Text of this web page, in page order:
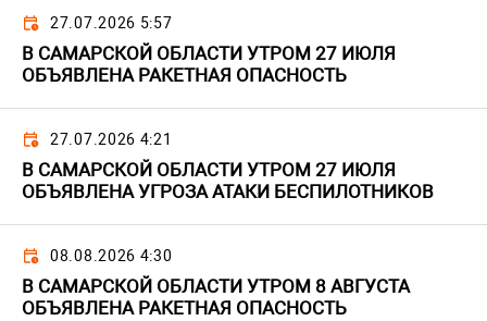
27.07.2026 5:57
В САМАРСКОЙ ОБЛАСТИ УТРОМ 27 ИЮЛЯ
ОБЪЯВЛЕНА РАКЕТНАЯ ОПАСНОСТЬ
27.07.2026 4:21
В САМАРСКОЙ ОБЛАСТИ УТРОМ 27 ИЮЛЯ
ОБЪЯВЛЕНА УГРОЗА АТАКИ БЕСПИЛОТНИКОВ
08.08.2026 4:30
В САМАРСКОЙ ОБЛАСТИ УТРОМ 8 АВГУСТА
ОБЪЯВЛЕНА РАКЕТНАЯ ОПАСНОСТЬ